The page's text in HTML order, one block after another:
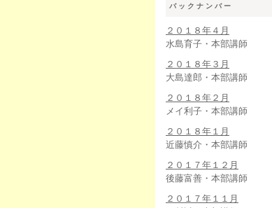
バックナンバー
２０１８年４月
水島育子・本部講師
２０１８年３月
大島達郎・本部講師
２０１８年２月
メイ利子・本部講師
２０１８年１月
近藤慎介・本部講師
２０１７年１２月
後藤富善・本部講師
２０１７年１１月